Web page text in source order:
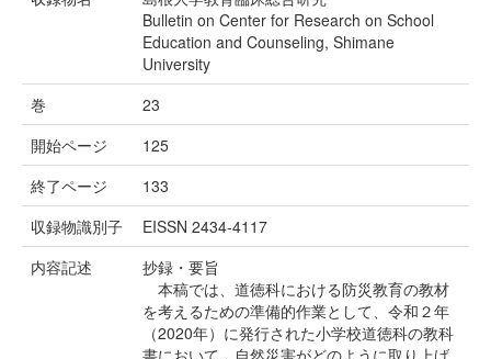
Bulletin on Center for Research on School
Education and Counseling, Shimane
University
巻
23
開始ページ
125
終了ページ
133
収録物識別子
EISSN 2434-4117
内容記述
抄録・要旨
本稿では、道徳科における防災教育の教材
を考えるための準備的作業として、令和２年
（2020年）に発行された小学校道徳科の教科